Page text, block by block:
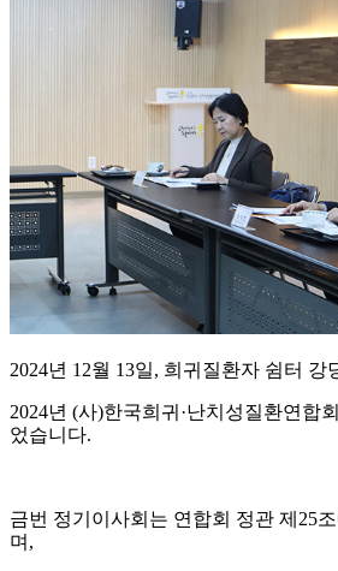
2024년 12월 13일, 희귀질환자 쉼터 강
2024년 (사)한국희귀·난치성질환연합
었습니다.
금번 정기이사회는 연합회 정관 제25
며,